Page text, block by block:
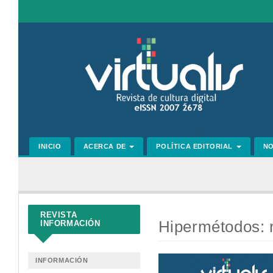
INICIO ACERCA DE POLÍTICA EDITORIAL
REVISTA
INFORMACIÓN
INFORMACIÓN
Hipermétodos: